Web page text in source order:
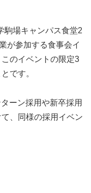
駒場キャンパス食堂2
が参加する食事会イ
のイベントの限定3
です。
ーン採用や新卒採用
、同様の採用イベン